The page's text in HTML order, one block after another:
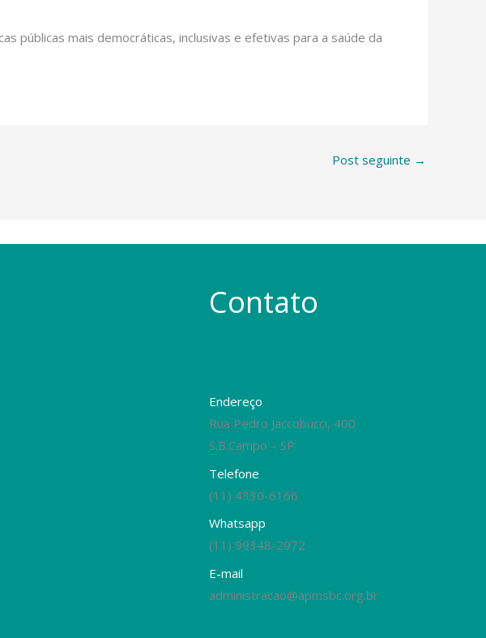
públicas mais democráticas, inclusivas e efetivas para a saúde da
Post seguinte →
Contato
Endereço
Rua Pedro Jaccobucci, 400
S.B.Campo – SP
Telefone
(11) 4330-6166
Whatsapp
(11) 99348-2972
E-mail
administracao@apmsbc.org.br